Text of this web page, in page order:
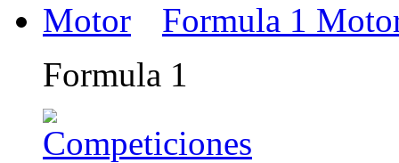
Formula 1
Formula 1